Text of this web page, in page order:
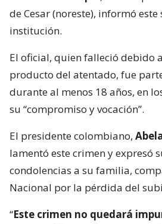
de Cesar (noreste), informó
institución.
El oficial, quien falleció debido
producto del atentado, fue
durante al menos 18 años, en
su “compromiso y vocación”.
El presidente colombiano,
lamentó este crimen y expresó
condolencias a su familia,
Nacional por la pérdida del
“Este crimen no quedará